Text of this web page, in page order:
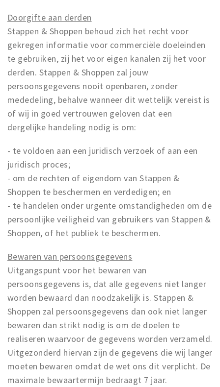
Doorgifte aan derden
Stappen & Shoppen behoud zich het recht voor
gekregen informatie voor commerciële doeleinden
te gebruiken, zij het voor eigen kanalen zij het voor
derden. Stappen & Shoppen zal jouw
persoonsgegevens nooit openbaren, zonder
mededeling, behalve wanneer dit wettelijk vereist is
of wij in goed vertrouwen geloven dat een
dergelijke handeling nodig is om:
- te voldoen aan een juridisch verzoek of aan een
juridisch proces;
- om de rechten of eigendom van Stappen &
Shoppen te beschermen en verdedigen; en
- te handelen onder urgente omstandigheden om de
persoonlijke veiligheid van gebruikers van Stappen &
Shoppen, of het publiek te beschermen.
Bewaren van persoonsgegevens
Uitgangspunt voor het bewaren van
persoonsgegevens is, dat alle gegevens niet langer
worden bewaard dan noodzakelijk is. Stappen &
Shoppen zal persoonsgegevens dan ook niet langer
bewaren dan strikt nodig is om de doelen te
realiseren waarvoor de gegevens worden verzameld.
Uitgezonderd hiervan zijn de gegevens die wij langer
moeten bewaren omdat de wet ons dit verplicht. De
maximale bewaartermijn bedraagt 7 jaar.